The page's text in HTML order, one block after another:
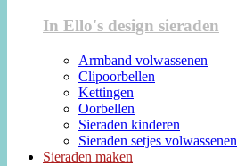
In Ello's design sieraden
Armband volwassenen
Clipoorbellen
Kettingen
Oorbellen
Sieraden kinderen
Sieraden setjes volwassenen
Sieraden maken